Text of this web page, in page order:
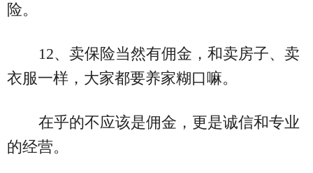
险。
12、卖保险当然有佣金，和卖房子、卖
衣服一样，大家都要养家糊口嘛。
在乎的不应该是佣金，更是诚信和专业
的经营。